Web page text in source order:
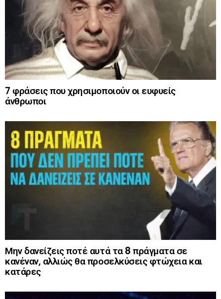
7 φράσεις που χρησιμοποιούν οι ευφυείς
άνθρωποι
Μην δανείζεις ποτέ αυτά τα 8 πράγματα σε
κανέναν, αλλιώς θα προσελκύσεις φτώχεια και
κατάρες